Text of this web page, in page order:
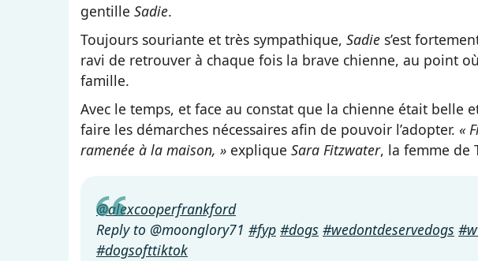
gentille Sadie.
Toujours souriante et très sympathique, Sadie s’est
ravi de retrouver à chaque fois la brave chienne, au point
famille.
Avec le temps, et face au constat que la chienne était belle
faire les démarches nécessaires afin de pouvoir l’adopter. «
ramenée à la maison, » explique Sara Fitzwater, la femme de
@alexcooperfrankford
Reply to @moonglory71 #fyp #dogs #wedontdeservedogs
#dogsofttiktok